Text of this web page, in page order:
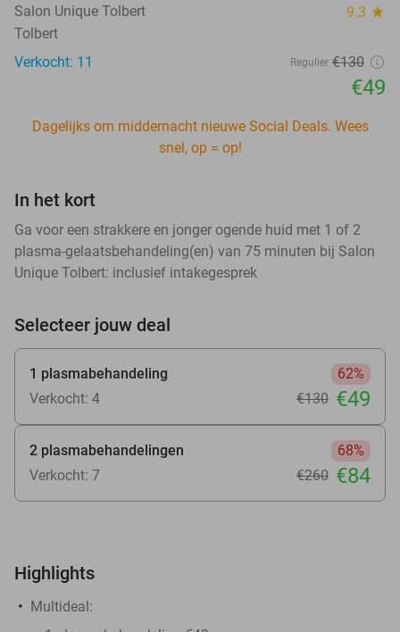
Salon Unique Tolbert 9.3 star
Tolbert
Verkocht: 11
Regulier €130
€49
Dagelijks om middernacht nieuwe Social Deals. Wees
snel, op = op!
In het kort
Ga voor een strakkere en jonger ogende huid met 1 of 2
plasma-gelaatsbehandeling(en) van 75 minuten bij Salon
Unique Tolbert: inclusief intakegesprek
Selecteer jouw deal
1 plasmabehandeling
62%
Verkocht: 4
€130 €49
2 plasmabehandelingen
68%
Verkocht: 7
€260 €84
Highlights
Multideal: